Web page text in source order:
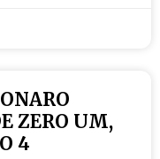
ZERO UM,
4